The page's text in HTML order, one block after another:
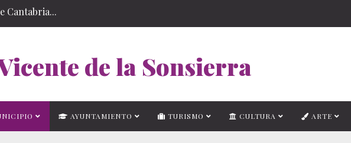
Cantabria...
de la Sonsierra
AYUNTAMIENTO TURISMO CULTURA ARTE